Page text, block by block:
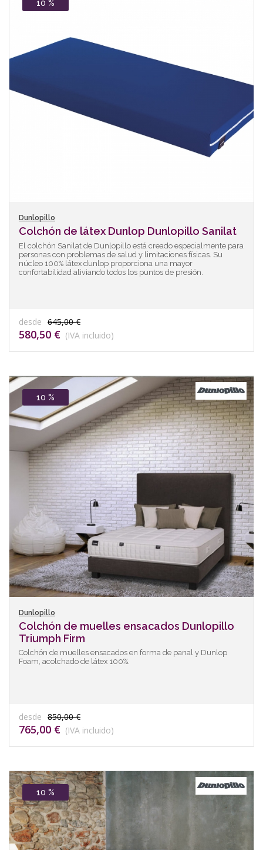
10 %
Dunlopillo
Colchón de látex Dunlop Dunlopillo Sanilat
El colchón Sanilat de Dunlopillo está creado especialmente para
personas con problemas de salud y limitaciones físicas. Su
núcleo 100% látex dunlop proporciona una mayor
confortabilidad aliviando todos los puntos de presión.
desde 645,00 €
580,50 € (IVA incluido)
10 %
Dunlopillo
Colchón de muelles ensacados Dunlopillo
Triumph Firm
Colchón de muelles ensacados en forma de panal y Dunlop
Foam, acolchado de látex 100%.
desde 850,00 €
765,00 € (IVA incluido)
10 %